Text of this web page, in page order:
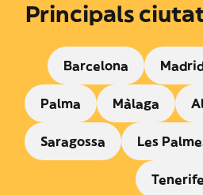
Principals
Barcelona
Palma Màlaga
Saragossa Les
Tenerife